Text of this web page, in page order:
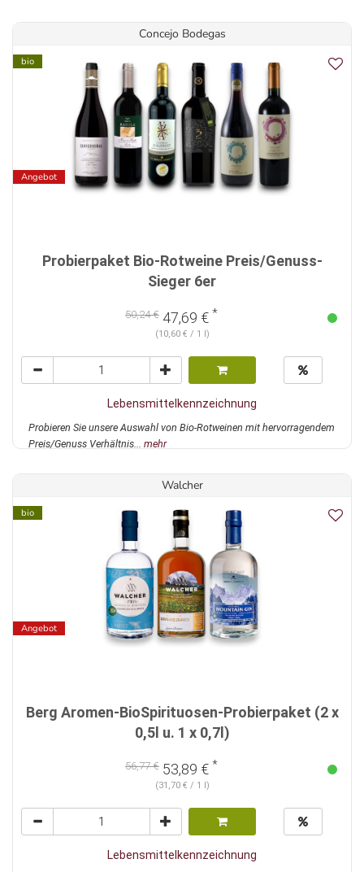
Concejo Bodegas
bio
Angebot
Probierpaket Bio-Rotweine Preis/Genuss-
Sieger 6er
50,24 € 47,69 € *
(10,60 € / 1 l)
Lebensmittelkennzeichnung
Probieren Sie unsere Auswahl von Bio-Rotweinen mit hervorragendem
Preis/Genuss Verhältnis... mehr
Walcher
bio
Angebot
Berg Aromen-BioSpirituosen-Probierpaket (2 x
0,5l u. 1 x 0,7l)
56,77 € 53,89 € *
(31,70 € / 1 l)
Lebensmittelkennzeichnung